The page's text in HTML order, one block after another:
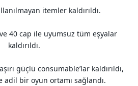
itemler kaldırıldı.
40 cap ile uyumsuz tüm eşyalar
kaldırıldı.
güçlü consumable’lar kaldırıldı,
adil bir oyun ortamı sağlandı.